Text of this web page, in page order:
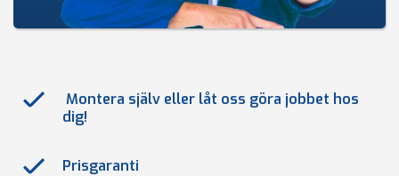
Montera själv eller låt oss göra jobbet hos
dig!
Prisgaranti